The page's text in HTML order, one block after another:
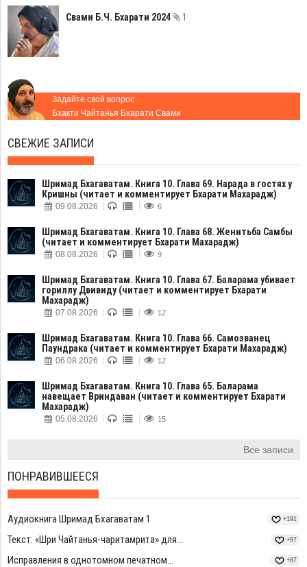
Свами Б.Ч. Бхарати 2024 1
Задайте свой вопрос
Бхакти Чайтанья Бхарати Свами
СВЕЖИЕ ЗАПИСИ
Шримад Бхагаватам. Книга 10. Глава 69. Нарада в гостях у
Кришны (читает и комментирует Бхарати Махарадж)
09.08.2026 6
Шримад Бхагаватам. Книга 10. Глава 68. Женитьба Самбы
(читает и комментирует Бхарати Махарадж)
08.08.2026 9
Шримад Бхагаватам. Книга 10. Глава 67. Баларама убивает
гориллу Двивиду (читает и комментирует Бхарати
Махарадж)
07.08.2026 12
Шримад Бхагаватам. Книга 10. Глава 66. Самозванец
Паундрака (читает и комментирует Бхарати Махарадж)
06.08.2026 12
Шримад Бхагаватам. Книга 10. Глава 65. Баларама
навещает Вриндаван (читает и комментирует Бхарати
Махарадж)
05.08.2026 15
Все записи
ПОНРАВИВШЕЕСЯ
Аудиокнига Шримад Бхагаватам 1 +191
Текст: «Шри Чайтанья-чаритамрита» для... +97
Исправления в однотомном печатном... +87